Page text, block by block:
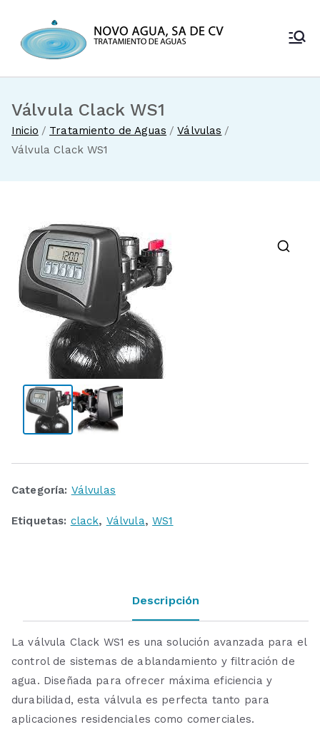
contenido
Novo Agua
Válvula Clack WS1
Inicio Tratamiento de Aguas
Válvulas
Válvula Clack WS1
Categoría: Válvulas
Etiquetas: clack, Válvula,WS1
Descripción
La válvula Clack WS1 es una solución avanzada para el
control de sistemas de ablandamiento y filtración de
agua. Diseñada para ofrecer máxima eficiencia y
durabilidad, esta válvula es perfecta tanto para
aplicaciones residenciales como comerciales.